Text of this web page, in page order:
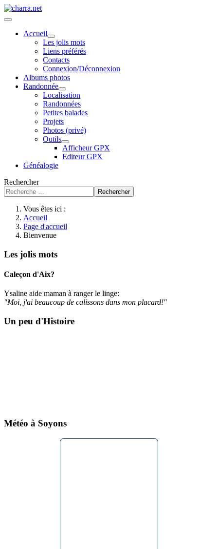
Accueil
Les jolis mots
Liens préférés
Contacts
Connexion/Déconnexion
Albums photos
Randonnée
Localisation
Randonnées
Petites balades
Projets
Photos (privé)
Outils
Afficheur GPX
Editeur GPX
Généalogie
Rechercher
Rechercher
Vous êtes ici :
Accueil
Page d'accueil
Bienvenue
Les jolis mots
Caleçon d'Aix?
Ysaline aide maman à ranger le linge:
"Moi, j'ai beaucoup de calissons dans mon placard!"
Un peu d'Histoire
Météo à Soyons